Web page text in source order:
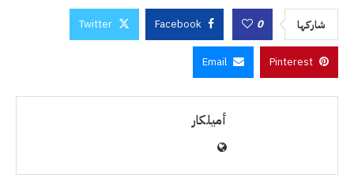
شاركها 0
Facebook
Twitter
Pinterest
Email
أميلكار